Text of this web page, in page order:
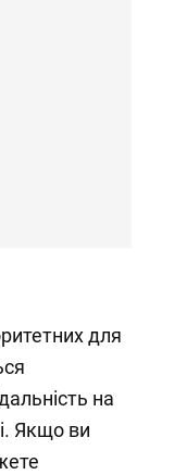
для
на
Якщо ви